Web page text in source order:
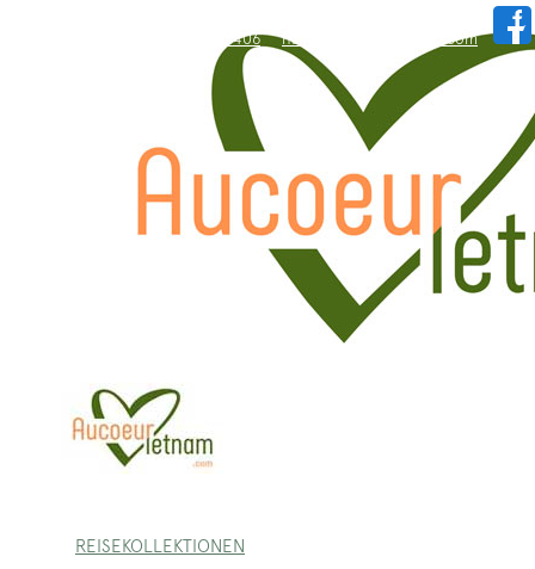
WhatsApp: +84.909.426.406 hallo@aucoeurvietnam.com
REISEKOLLEKTIONEN